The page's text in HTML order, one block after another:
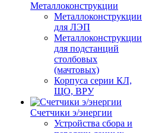
Металлоконструкции
Металлоконструкции
для ЛЭП
Металлоконструкции
для подстанций
столбовых
(мачтовых)
Корпуса серии КЛ,
ЩО, ВРУ
Счетчики э/энергии
Устройства сбора и